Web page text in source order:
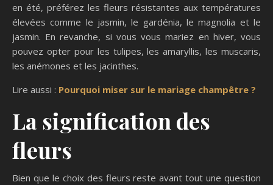
en été, préférez les fleurs résistantes aux températures
élevées comme le jasmin, le gardénia, le magnolia et le
jasmin. En revanche, si vous vous mariez en hiver, vous
pouvez opter pour les tulipes, les amaryllis, les muscaris,
les anémones et les jacinthes.
Lire aussi : Pourquoi miser sur le mariage champêtre ?
La signification des
fleurs
Bien que le choix des fleurs reste avant tout une question